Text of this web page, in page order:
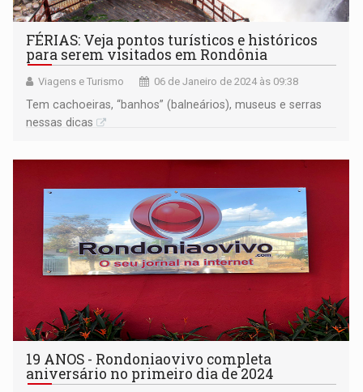
FÉRIAS: Veja pontos turísticos e históricos
para serem visitados em Rondônia
Viagens e Turismo 06 de Janeiro de 2024 às 09:38
Tem cachoeiras, “banhos” (balneários), museus e serras
nessas dicas
19 ANOS - Rondoniaovivo completa
aniversário no primeiro dia de 2024